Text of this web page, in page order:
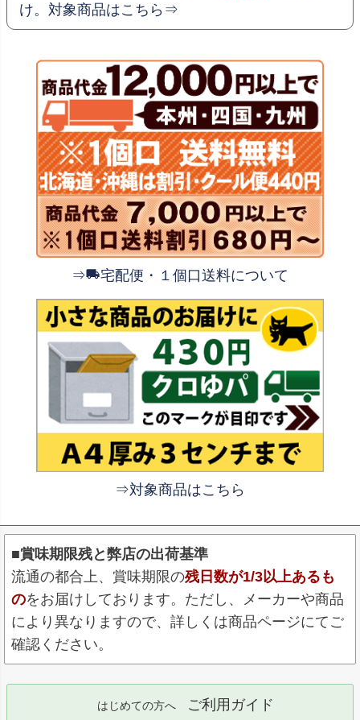
け。対象商品はこちら⇒
⇒ 宅配便・１個口送料について
⇒対象商品はこちら
■賞味期限残と弊店の出荷基準
流通の都合上、賞味期限の残日数が1/3以上あるも
のをお届けしております。ただし、メーカーや商品
により異なりますので、詳しくは商品ページにてご
確認ください。
はじめての方へ ご利用ガイド